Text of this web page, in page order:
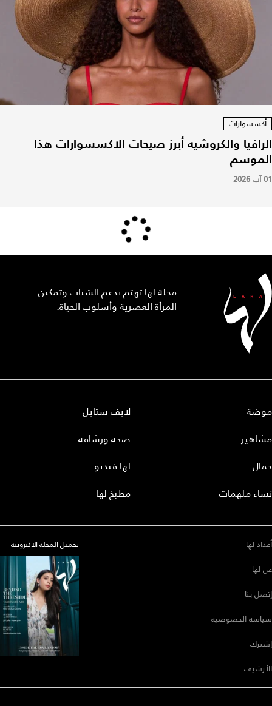
أكسسوارات
الرافيا والكروشيه أبرز صيحات الاكسسوارات هذا
الموسم
01 آب 2026
مجلة لها تهتم بدعم الشباب وتمكين
المرأة العصرية وأسلوب الحياة.
موضة
مشاهير
جمال
نساء ملهمات
لايف ستايل
صحة ورشاقة
لها فيديو
مطبخ لها
أعداد لها
عن لها
إتصل بنا
سياسة الخصوصية
إشترك
الأرشيف
تحميل المجلة الاكترونية